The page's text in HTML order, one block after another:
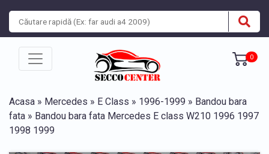
0
Acasa » Mercedes » E Class » 1996-1999 » Bandou bara
fata » Bandou bara fata Mercedes E class W210 1996 1997
1998 1999